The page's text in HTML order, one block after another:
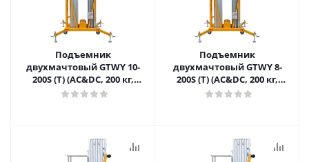
Подъемник
двухмачтовый GTWY 10-
200S (T) (AC&DC, 200 кг,
высота подъема 10 м)
Подъемник
двухмачтовый GTWY 8-
200S (T) (AC&DC, 200 кг,
высота подъема 8 м)